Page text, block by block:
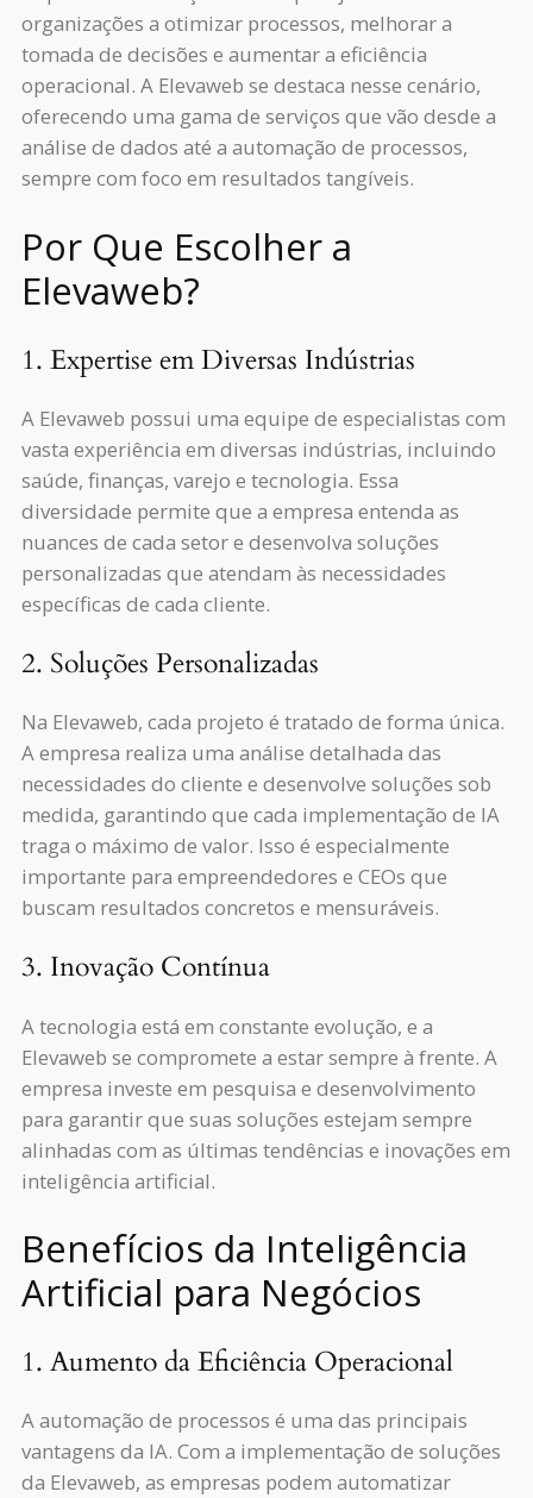
organizações a otimizar processos, melhorar a
tomada de decisões e aumentar a eficiência
operacional. A Elevaweb se destaca nesse cenário,
oferecendo uma gama de serviços que vão desde a
análise de dados até a automação de processos,
sempre com foco em resultados tangíveis.
Por Que Escolher a
Elevaweb?
1. Expertise em Diversas Indústrias
A Elevaweb possui uma equipe de especialistas com
vasta experiência em diversas indústrias, incluindo
saúde, finanças, varejo e tecnologia. Essa
diversidade permite que a empresa entenda as
nuances de cada setor e desenvolva soluções
personalizadas que atendam às necessidades
específicas de cada cliente.
2. Soluções Personalizadas
Na Elevaweb, cada projeto é tratado de forma única.
A empresa realiza uma análise detalhada das
necessidades do cliente e desenvolve soluções sob
medida, garantindo que cada implementação de IA
traga o máximo de valor. Isso é especialmente
importante para empreendedores e CEOs que
buscam resultados concretos e mensuráveis.
3. Inovação Contínua
A tecnologia está em constante evolução, e a
Elevaweb se compromete a estar sempre à frente. A
empresa investe em pesquisa e desenvolvimento
para garantir que suas soluções estejam sempre
alinhadas com as últimas tendências e inovações em
inteligência artificial.
Benefícios da Inteligência
Artificial para Negócios
1. Aumento da Eficiência Operacional
A automação de processos é uma das principais
vantagens da IA. Com a implementação de soluções
da Elevaweb, as empresas podem automatizar